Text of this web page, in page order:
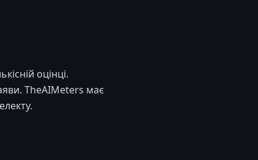
оцінці.
TheAIMeters має